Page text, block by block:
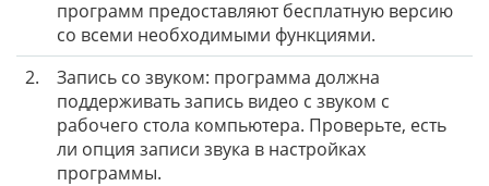
программ предоставляют бесплатную версию
со всеми необходимыми функциями.
2.
Запись со звуком: программа должна
поддерживать запись видео с звуком с
рабочего стола компьютера. Проверьте, есть
ли опция записи звука в настройках
программы.